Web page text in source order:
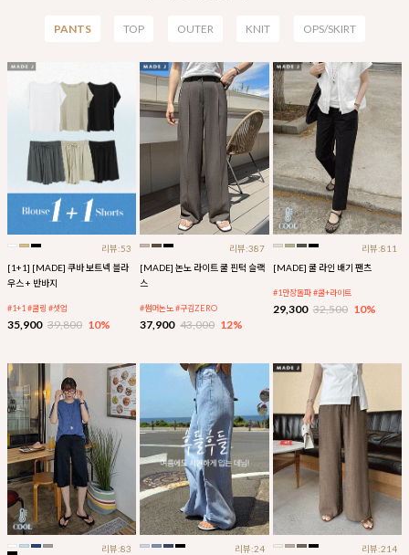
PANTS TOP OUTER KNIT OPS/SKIRT
리뷰:53
[1+1] [MADE] 쿠바 보트넥 블라
우스 + 반바지
#1+1 #쿨링 #셋업
35,900 39,800 10%
리뷰:387
[MADE] 논노 라이트 쿨 핀턱 슬랙
스
#썸머논노 #구김ZERO
37,900 43,000 12%
리뷰:811
[MADE] 쿨 라인 배기 팬츠
#1만장돌파 #쿨+라이트
29,300 32,500 10%
리뷰:83
리뷰:24
리뷰:214